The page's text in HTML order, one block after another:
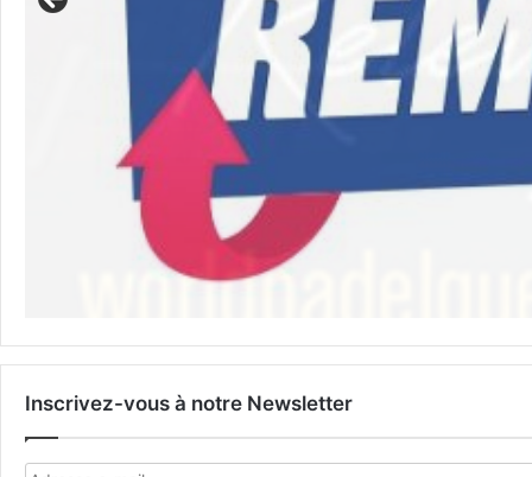
Inscrivez-vous à notre Newsletter